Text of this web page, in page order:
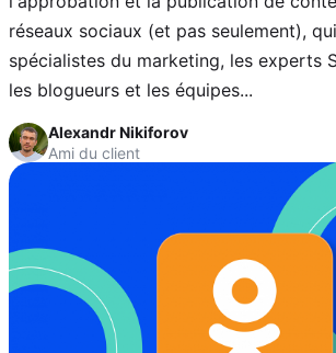
réseaux sociaux (et pas seulement),
spécialistes du marketing, les experts
les blogueurs et les équipes...
Alexandr Nikiforov
Ami du client